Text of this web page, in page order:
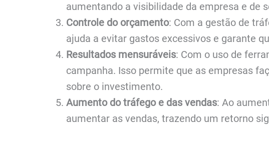
aumentando a visibilidade da empresa e de
Controle do orçamento: Com a gestão de
ajuda a evitar gastos excessivos e garante
Resultados mensuráveis: Com o uso de
campanha. Isso permite que as empresas
sobre o investimento.
Aumento do tráfego e das vendas: Ao
aumentar as vendas, trazendo um retorno